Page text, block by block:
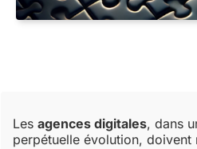
Lesagences digitales, dans
perpétuelle évolution,